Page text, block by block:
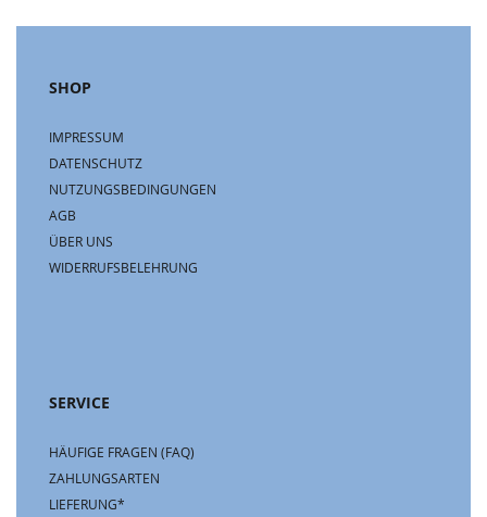
SHOP
IMPRESSUM
DATENSCHUTZ
NUTZUNGSBEDINGUNGEN
AGB
ÜBER UNS
WIDERRUFSBELEHRUNG
SERVICE
HÄUFIGE FRAGEN (FAQ)
ZAHLUNGSARTEN
LIEFERUNG*